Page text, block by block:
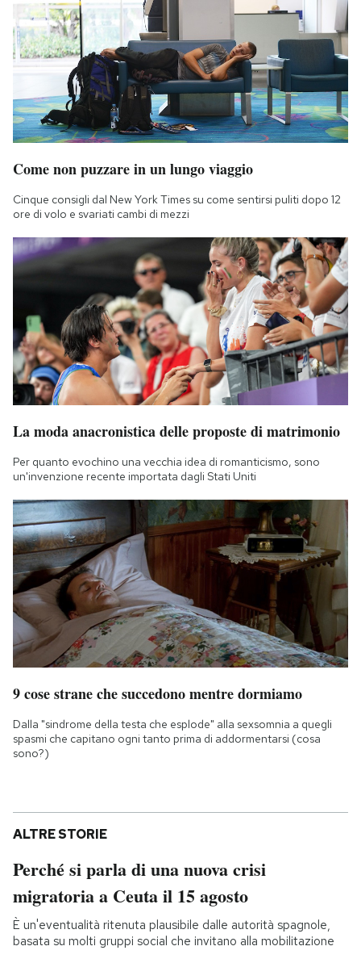
Come non puzzare in un lungo viaggio
Cinque consigli dal New York Times su come sentirsi puliti dopo 12
ore di volo e svariati cambi di mezzi
La moda anacronistica delle proposte di matrimonio
Per quanto evochino una vecchia idea di romanticismo, sono
un'invenzione recente importata dagli Stati Uniti
9 cose strane che succedono mentre dormiamo
Dalla "sindrome della testa che esplode" alla sexsomnia a quegli
spasmi che capitano ogni tanto prima di addormentarsi (cosa
sono?)
ALTRE STORIE
Perché si parla di una nuova crisi
migratoria a Ceuta il 15 agosto
È un'eventualità ritenuta plausibile dalle autorità spagnole,
basata su molti gruppi social che invitano alla mobilitazione